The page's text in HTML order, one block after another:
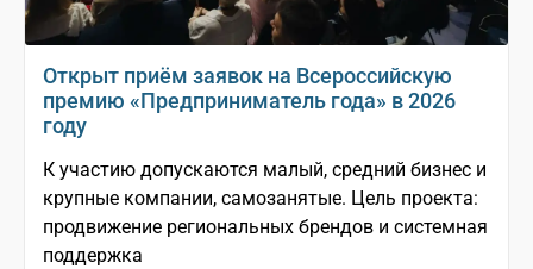
Открыт приём заявок на Всероссийскую
премию «Предприниматель года» в 2026
году
К участию допускаются малый, средний бизнес и
крупные компании, самозанятые. Цель проекта:
продвижение региональных брендов и системная
поддержка